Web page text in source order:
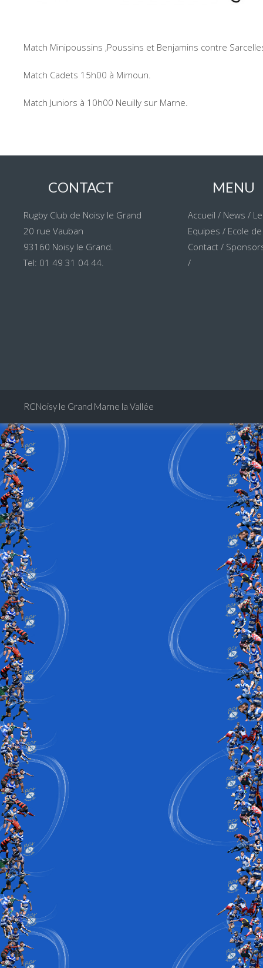
Match Minipoussins ,Poussins et Benjamins contre
Match Cadets 15h00 à Mimoun.
Match Juniors à 10h00 Neuilly sur Marne.
CONTACT
Rugby Club de Noisy le Grand
20 rue Vauban
93160 Noisy le Grand.
Tel: 01 49 31 04 44.
MENU
Accueil / News /
Equipes / Ecole
Contact /
/
RCNoisy le Grand Marne la Vallée